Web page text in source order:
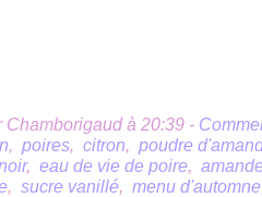
Chamborigaud à 20:39 -
, poires, citron, poudre
, eau de vie de poire,
, sucre vanillé, menu d'automne